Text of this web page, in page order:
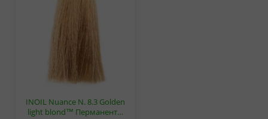
INOIL Nuance N. 8.3 Golden
light blond™ Перманент…